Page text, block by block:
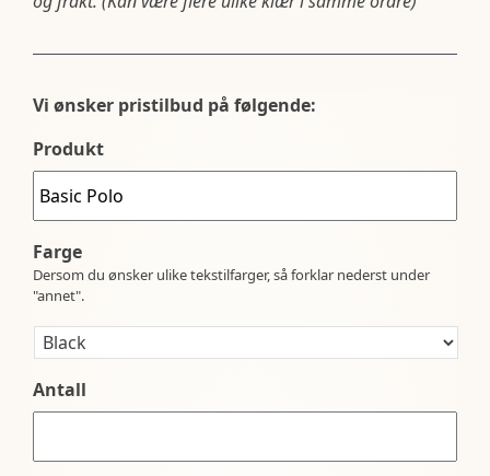
Vi ønsker pristilbud på følgende:
Produkt
Farge
Dersom du ønsker ulike tekstilfarger, så forklar nederst under
"annet".
Antall